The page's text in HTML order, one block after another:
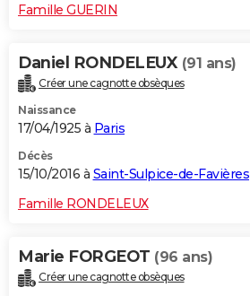
Famille GUERIN
Daniel RONDELEUX (91 ans)
Créer une cagnotte obsèques
Naissance
17/04/1925 à Paris
Décès
15/10/2016 à Saint-Sulpice-de-Favières
Famille RONDELEUX
Marie FORGEOT (96 ans)
Créer une cagnotte obsèques